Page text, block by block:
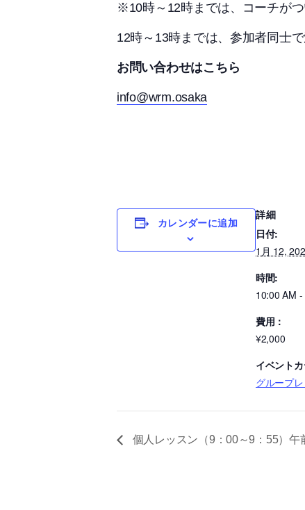
※10時～12時までは、コーチがつ
12時～13時までは、参加者同士
お問い合わせはこちら
info@wrm.osaka
カレンダーに追加
詳細
日付:
1月 12,
時間:
10:00 AM
費用：
¥2,000
イベント
グループ
個人レッスン（9：00～9：55）午